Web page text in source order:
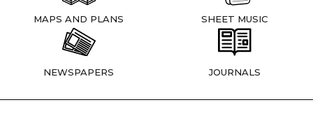
MAPS AND PLANS SHEET MUSIC
NEWSPAPERS JOURNALS